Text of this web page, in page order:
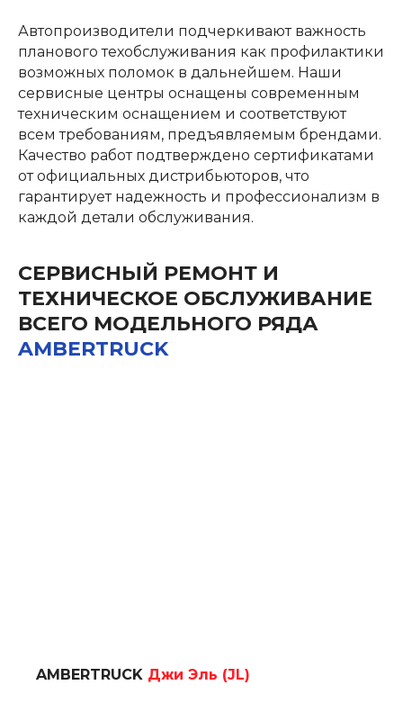
Автопроизводители подчеркивают важность
планового техобслуживания как профилактики
возможных поломок в дальнейшем. Наши
сервисные центры оснащены современным
техническим оснащением и соответствуют
всем требованиям, предъявляемым брендами.
Качество работ подтверждено сертификатами
от официальных дистрибьюторов, что
гарантирует надежность и профессионализм в
каждой детали обслуживания.
СЕРВИСНЫЙ РЕМОНТ И
ТЕХНИЧЕСКОЕ ОБСЛУЖИВАНИЕ
ВСЕГО МОДЕЛЬНОГО РЯДА
AMBERTRUCK
AMBERTRUCK Джи Эль (JL)